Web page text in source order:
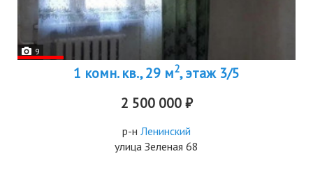
9
1 комн. кв., 29 м2, этаж 3/5
2 500 000 ₽
р-н Ленинский
улица Зеленая 68